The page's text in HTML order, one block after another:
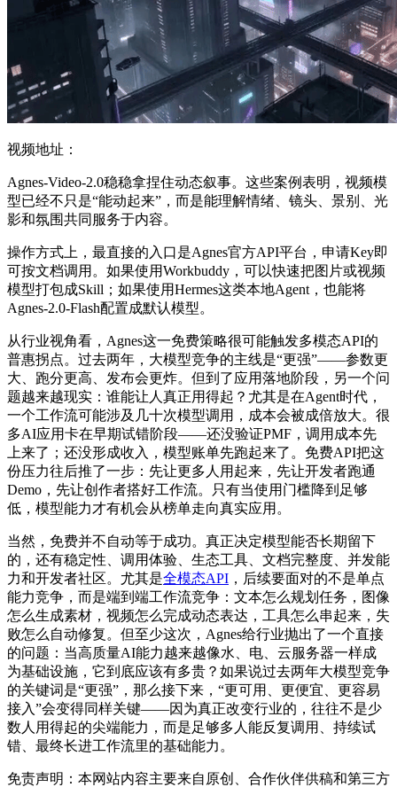
视频地址：
Agnes-Video-2.0稳稳拿捏住动态叙事。这些案例表明，视频模
型已经不只是“能动起来”，而是能理解情绪、镜头、景别、光
影和氛围共同服务于内容。
操作方式上，最直接的入口是Agnes官方API平台，申请Key即
可按文档调用。如果使用Workbuddy，可以快速把图片或视频
模型打包成Skill；如果使用Hermes这类本地Agent，也能将
Agnes-2.0-Flash配置成默认模型。
从行业视角看，Agnes这一免费策略很可能触发多模态API的
普惠拐点。过去两年，大模型竞争的主线是“更强”——参数更
大、跑分更高、发布会更炸。但到了应用落地阶段，另一个问
题越来越现实：谁能让人真正用得起？尤其是在Agent时代，
一个工作流可能涉及几十次模型调用，成本会被成倍放大。很
多AI应用卡在早期试错阶段——还没验证PMF，调用成本先
上来了；还没形成收入，模型账单先跑起来了。免费API把这
份压力往后推了一步：先让更多人用起来，先让开发者跑通
Demo，先让创作者搭好工作流。只有当使用门槛降到足够
低，模型能力才有机会从榜单走向真实应用。
当然，免费并不自动等于成功。真正决定模型能否长期留下
的，还有稳定性、调用体验、生态工具、文档完整度、并发能
力和开发者社区。尤其是全模态API ，后续要面对的不是单点
能力竞争，而是端到端工作流竞争：文本怎么规划任务，图像
怎么生成素材，视频怎么完成动态表达，工具怎么串起来，失
败怎么自动修复。但至少这次，Agnes给行业抛出了一个直接
的问题：当高质量AI能力越来越像水、电、云服务器一样成
为基础设施，它到底应该有多贵？如果说过去两年大模型竞争
的关键词是“更强”，那么接下来，“更可用、更便宜、更容易
接入”会变得同样关键——因为真正改变行业的，往往不是少
数人用得起的尖端能力，而是足够多人能反复调用、持续试
错、最终长进工作流里的基础能力。
免责声明：本网站内容主要来自原创、合作伙伴供稿和第三方